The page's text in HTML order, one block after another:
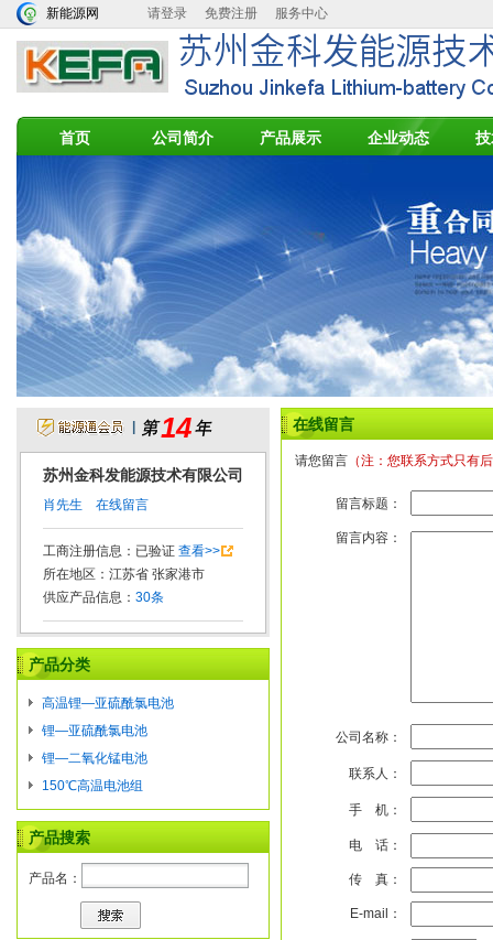
新能源网 请登录 免费注册 服务中心
首页 公司简介 产品展示 企业动态
14
苏州金科发能源技术有限公司
肖先生 在线留言
工商注册信息：已验证 查看>>
所在地区：江苏省 张家港市
供应产品信息： 30条
产品分类
高温锂—亚硫酰氯电池
锂—亚硫酰氯电池
锂—二氧化锰电池
150℃高温电池组
产品搜索
产品名：
在线留言
请您留言 （注：您联系方式只有
留言标题：
留言内容：
公司名称：
联系人：
手 机：
电 话：
传 真：
E-mail：